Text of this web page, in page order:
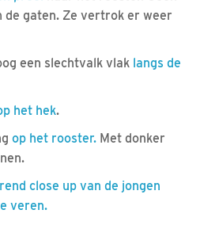
de gaten. Ze vertrok er weer
een slechtvalk vlak langs de
het hek.
op het rooster. Met donker
close up van de jongen
veren.